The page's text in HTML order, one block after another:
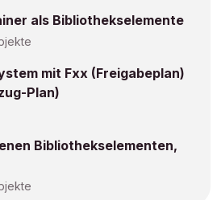
als Bibliothekselemente
mit Fxx (Freigabeplan)
Plan)
Bibliothekselementen,